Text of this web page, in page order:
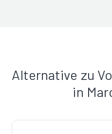
Alternative zu
in